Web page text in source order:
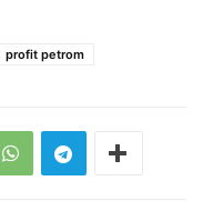
profit petrom